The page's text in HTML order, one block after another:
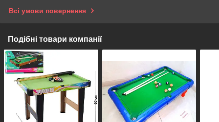
Всі умови повернення
Подібні товари компанії